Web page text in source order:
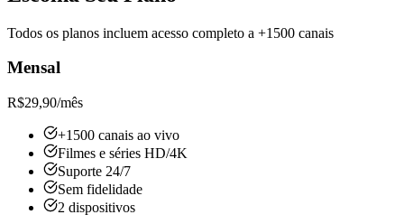
Todos os planos incluem acesso completo a +1500 canais
Mensal
R$29,90/mês
+1500 canais ao vivo
Filmes e séries HD/4K
Suporte 24/7
Sem fidelidade
2 dispositivos